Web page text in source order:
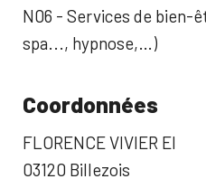
N06 - Services de bien-
spa..., hypnose,…)
Coordonnées
FLORENCE VIVIER EI
03120 Billezois